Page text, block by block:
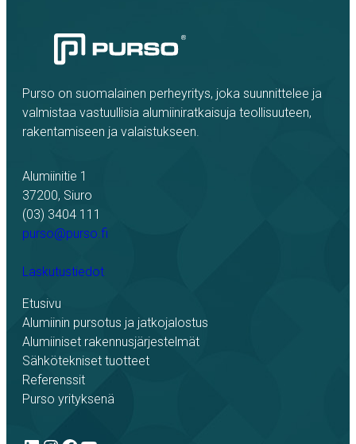
Purso on suomalainen perheyritys, joka suunnittelee ja
valmistaa vastuullisia alumiiniratkaisuja teollisuuteen,
rakentamiseen ja valaistukseen.
Alumiinitie 1
37200, Siuro
(03) 3404 111
purso@purso.fi
Laskutustiedot
Etusivu
Alumiinin pursotus ja jatkojalostus
Alumiiniset rakennusjärjestelmät
Sähkötekniset tuotteet
Referenssit
Purso yrityksenä